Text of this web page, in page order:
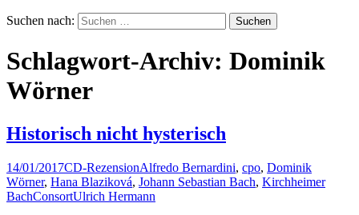
Suchen nach:
Schlagwort-Archiv: Dominik
Wörner
Historisch nicht hysterisch
14/01/2017CD-RezensionAlfredo Bernardini, cpo, Dominik
Wörner, Hana Blaziková, Johann Sebastian Bach, Kirchheimer
BachConsortUlrich Hermann